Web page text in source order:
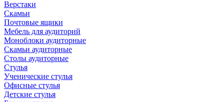
Верстаки
Скамьи
Почтовые ящики
Мебель для аудиторий
Моноблоки аудиторные
Скамьи аудиторные
Столы аудиторные
Стулья
Ученические стулья
Офисные стулья
Детские стулья